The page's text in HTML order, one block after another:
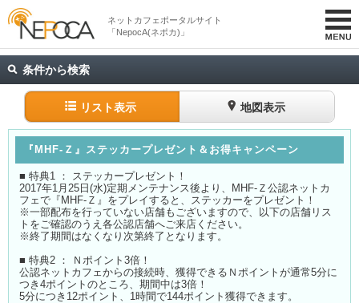
ネットカフェポータルサイト
「NepocA(ネポカ)」
条件から検索
リスト表示 地図表示
『MHF-Ｚ』ステッカープレゼント＆お得キャンペーン
■ 特典1 ： ステッカープレゼント！
2017年1月25日(水)定期メンテナンス後より、MHF-Ｚ公認ネットカ
フェで『MHF-Ｚ』をプレイすると、ステッカーをプレゼント！
※一部配布を行っていない店舗もございますので、以下の店舗リス
トをご確認のうえ各公認店舗へご来店ください。
※終了期間はなくなり次第終了となります。
■ 特典2 ： Ｎポイント3倍！
公認ネットカフェからの接続時、獲得できるＮポイントが通常5分に
つき4ポイントのところ、期間中は3倍！
5分につき12ポイント、1時間で144ポイント獲得できます。